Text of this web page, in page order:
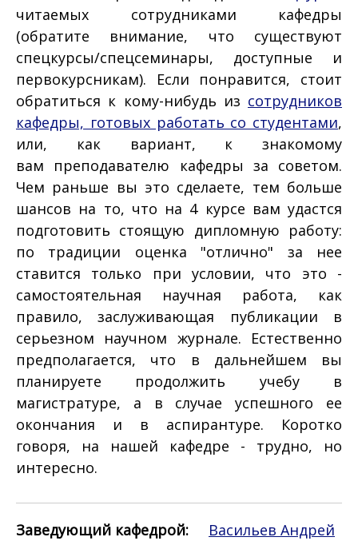
читаемых сотрудниками кафедры
(обратите внимание, что существуют
спецкурсы/спецсеминары, доступные и
первокурсникам). Если понравится, стоит
обратиться к кому-нибудь из сотрудников
кафедры, готовых работать со студентами,
или, как вариант, к знакомому
вам преподавателю кафедры за советом.
Чем раньше вы это сделаете, тем больше
шансов на то, что на 4 курсе вам удастся
подготовить стоящую дипломную работу:
по традиции оценка "отлично" за нее
ставится только при условии, что это -
самостоятельная научная работа, как
правило, заслуживающая публикации в
серьезном научном журнале. Естественно
предполагается, что в дальнейшем вы
планируете продолжить учебу в
магистратуре, а в случае успешного ее
окончания и в аспирантуре. Коротко
говоря, на нашей кафедре - трудно, но
интересно.
Заведующий кафедрой:
Васильев Андрей